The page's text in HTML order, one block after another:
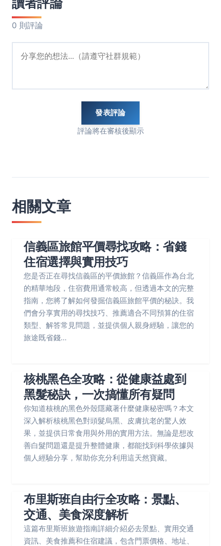
0 則評論
發表評論
評論將在審核後顯示
相關文章
信義區旅館平價尋找攻略：省錢
住宿選擇與實用技巧
您是否正在尋找信義區的平價旅館？信義區作為台北
的精華地段，住宿費用通常較高，但透過本文的完整
指南，您將了解如何發掘信義區旅館平價的秘訣。我
們會分享實用的尋找技巧、推薦適合不同預算的住宿
類型、解答常見問題，並提供個人親身經驗，讓您的
旅途既省錢...
核桃黑色全攻略：從健康益處到
黑髮秘訣，一次搞懂所有疑問
你知道核桃的黑色外殼隱藏著什麼健康秘密嗎？本文
深入解析核桃黑色對頭髮烏黑、皮膚抗老的驚人效
果，並提供日常食用與外用的實用方法。無論是想改
善白髮問題還是提升整體健康，都能找到科學依據與
個人經驗分享，幫助你充分利用這天然寶藏。
布里斯班自由行全攻略：景點、
交通、美食深度解析
這篇布里斯班旅遊指南詳細介紹必去景點、實用交通
資訊、美食推薦和住宿建議，包含門票價格、地址、